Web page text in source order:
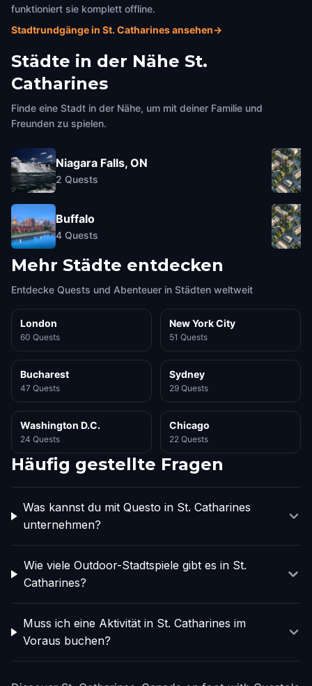
funktioniert sie komplett offline.
Stadtrundgänge in St. Catharines ansehen→
Städte in der Nähe St.
Catharines
Finde eine Stadt in der Nähe, um mit deiner Familie und
Freunden zu spielen.
Niagara Falls, ON
2 Quests
Buffalo
4 Quests
Mehr Städte entdecken
Entdecke Quests und Abenteuer in Städten weltweit
London
60 Quests
New York City
51 Quests
Bucharest
47 Quests
Sydney
29 Quests
Washington D.C.
24 Quests
Chicago
22 Quests
Häufig gestellte Fragen
Was kannst du mit Questo in St. Catharines
unternehmen?
Wie viele Outdoor-Stadtspiele gibt es in St.
Catharines?
Muss ich eine Aktivität in St. Catharines im
Voraus buchen?